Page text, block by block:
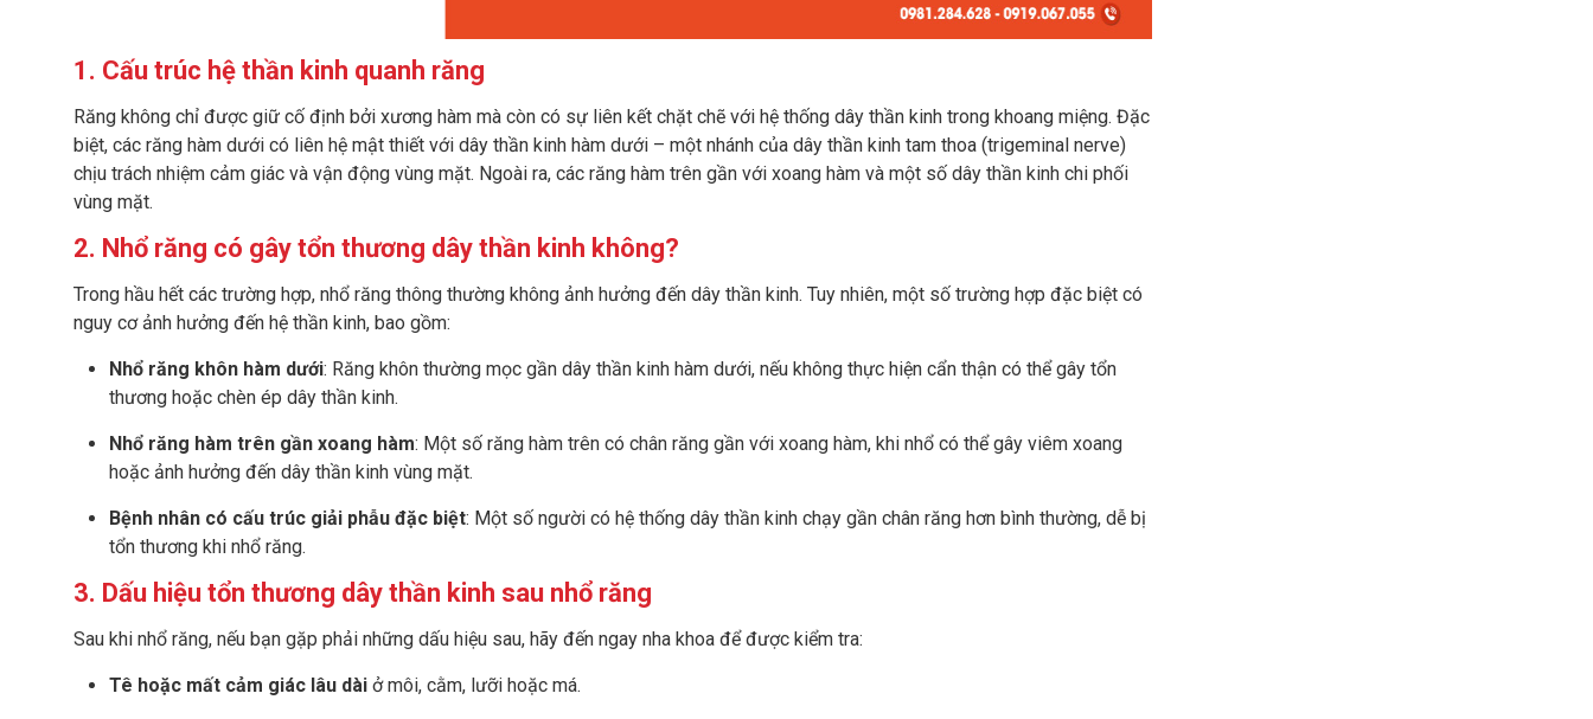
1. Cấu trúc hệ thần kinh quanh răng
Răng không chỉ được giữ cố định bởi xương hàm mà còn có sự liên kết chặt chẽ với hệ thống dây thần kinh trong khoang miệng. Đặc
biệt, các răng hàm dưới có liên hệ mật thiết với dây thần kinh hàm dưới – một nhánh của dây thần kinh tam thoa (trigeminal nerve)
chịu trách nhiệm cảm giác và vận động vùng mặt. Ngoài ra, các răng hàm trên gần với xoang hàm và một số dây thần kinh chi phối
vùng mặt.
2. Nhổ răng có gây tổn thương dây thần kinh không?
Trong hầu hết các trường hợp, nhổ răng thông thường không ảnh hưởng đến dây thần kinh. Tuy nhiên, một số trường hợp đặc biệt có
nguy cơ ảnh hưởng đến hệ thần kinh, bao gồm:
Nhổ răng khôn hàm dưới: Răng khôn thường mọc gần dây thần kinh hàm dưới, nếu không thực hiện cẩn thận có thể gây tổn
thương hoặc chèn ép dây thần kinh.
Nhổ răng hàm trên gần xoang hàm: Một số răng hàm trên có chân răng gần với xoang hàm, khi nhổ có thể gây viêm xoang
hoặc ảnh hưởng đến dây thần kinh vùng mặt.
Bệnh nhân có cấu trúc giải phẫu đặc biệt: Một số người có hệ thống dây thần kinh chạy gần chân răng hơn bình thường, dễ bị
tổn thương khi nhổ răng.
3. Dấu hiệu tổn thương dây thần kinh sau nhổ răng
Sau khi nhổ răng, nếu bạn gặp phải những dấu hiệu sau, hãy đến ngay nha khoa để được kiểm tra:
Tê hoặc mất cảm giác lâu dài ở môi, cằm, lưỡi hoặc má.